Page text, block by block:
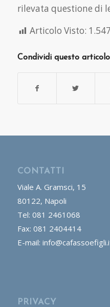
rilevata questione di
Articolo Visto: 1.547
Condividi questo articolo
CONTATTI
Viale A. Gramsci, 15
80122, Napoli
Tel: 081 2461068
Fax: 081 2404414
E-mail:
PRIVACY